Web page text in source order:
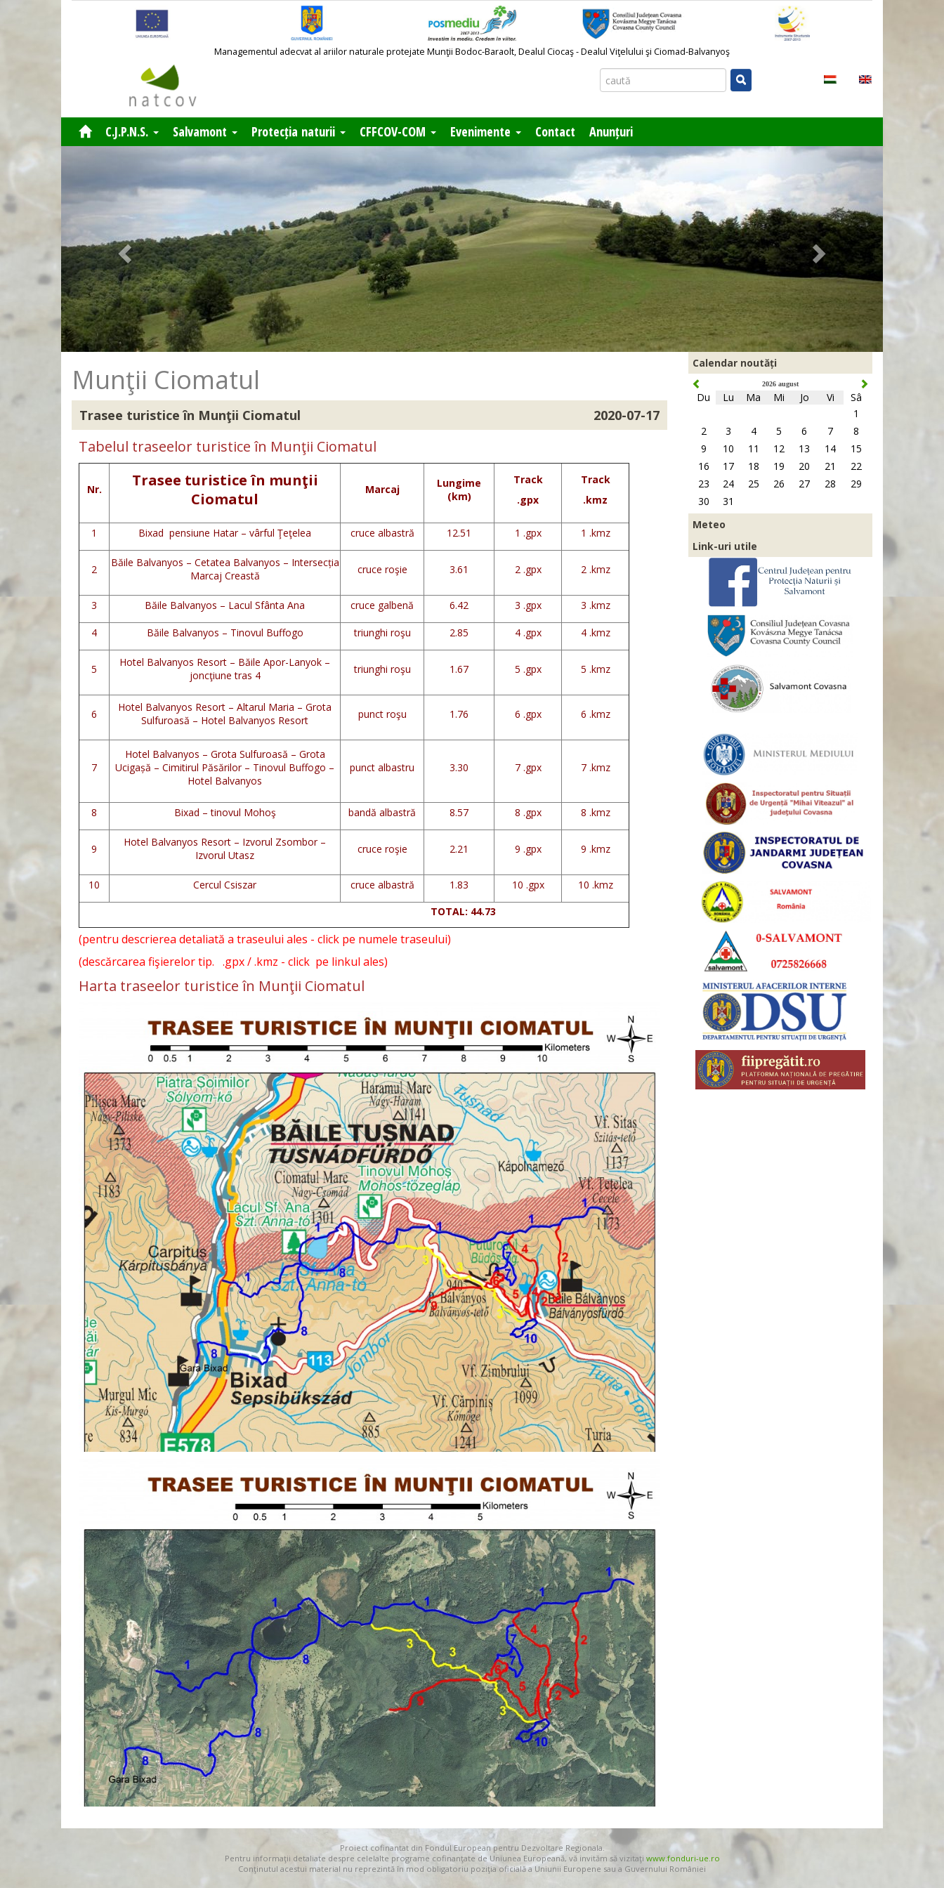
Managementul adecvat al ariilor naturale protejate Munţii Bodoc-Baraolt, Dealul Ciocaş - Dealul Viţelului şi Ciomad-Balvanyoş
C.J.P.N.S. Salvamont Protecția naturii CFFCOV-COM Evenimente Contact Anunțuri
Previous Next
Munţii Ciomatul
Trasee turistice în Munţii Ciomatul 2020-07-17
Tabelul traseelor turistice în Munţii Ciomatul
Nr.
Trasee turistice în munţii
Ciomatul
Marcaj
Lungime
(km)
Track
.gpx
Track
.kmz
1 Bixad pensiune Hatar – vârful Ţeţelea cruce albastră 12.51 1 .gpx 1 .kmz
2
Băile Balvanyos – Cetatea Balvanyos – Intersecția
Marcaj Creastă
cruce roşie 3.61 2 .gpx 2 .kmz
3 Băile Balvanyos – Lacul Sfânta Ana cruce galbenă 6.42 3 .gpx 3 .kmz
4 Băile Balvanyos – Tinovul Buffogo triunghi roşu 2.85 4 .gpx 4 .kmz
5
Hotel Balvanyos Resort – Băile Apor-Lanyok –
joncţiune tras 4
triunghi roşu 1.67 5 .gpx 5 .kmz
6
Hotel Balvanyos Resort – Altarul Maria – Grota
Sulfuroasă – Hotel Balvanyos Resort
punct roşu 1.76 6 .gpx 6 .kmz
7
Hotel Balvanyos – Grota Sulfuroasă – Grota
Ucigașă – Cimitirul Păsărilor – Tinovul Buffogo –
Hotel Balvanyos
punct albastru 3.30 7 .gpx 7 .kmz
8 Bixad – tinovul Mohoş bandă albastră 8.57 8 .gpx 8 .kmz
9
Hotel Balvanyos Resort – Izvorul Zsombor –
Izvorul Utasz
cruce roşie 2.21 9 .gpx 9 .kmz
10 Cercul Csiszar cruce albastră 1.83 10 .gpx
10 .kmz
TOTAL: 44.73
(pentru descrierea detaliată a traseului ales - click pe numele traseului)
(descărcarea fişierelor tip. .gpx / .kmz - click pe linkul ales)
Harta traseelor turistice în Munţii Ciomatul
Calendar noutăți
2026 august
Du Lu Ma Mi Jo Vi
Sâ
1
2
3 4 5 6 7
8
9
10 11 12 13 14
15
16
17 18 19 20 21
22
23
24 25 26 27 28
29
30
31
Meteo
Link-uri utile
Proiect cofinantat din Fondul European pentru Dezvoltare Regionala.
Pentru informaţii detaliate despre celelalte programe cofinanţate de Uniunea Europeană, vă invităm să vizitaţi www.fonduri-ue.ro
Conţinutul acestui material nu reprezintă în mod obligatoriu poziţia oficială a Uniunii Europene sau a Guvernului României